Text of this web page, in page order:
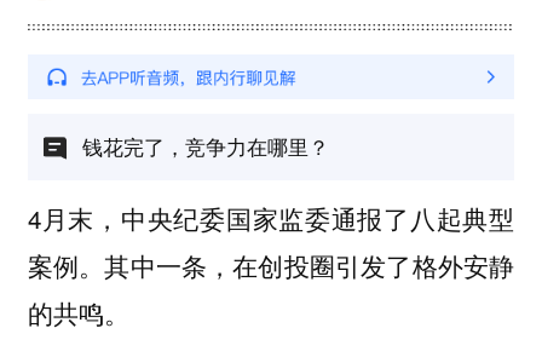
钱花完了，竞争力在哪里？
4月末，中央纪委国家监委通报了八起典型
案例。其中一条，在创投圈引发了格外安静
的共鸣。